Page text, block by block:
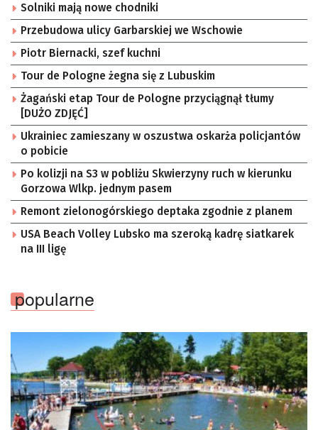
Solniki mają nowe chodniki
Przebudowa ulicy Garbarskiej we Wschowie
Piotr Biernacki, szef kuchni
Tour de Pologne żegna się z Lubuskim
Żagański etap Tour de Pologne przyciągnął tłumy
[DUŻO ZDJĘĆ]
Ukrainiec zamieszany w oszustwa oskarża policjantów
o pobicie
Po kolizji na S3 w pobliżu Skwierzyny ruch w kierunku
Gorzowa Wlkp. jednym pasem
Remont zielonogórskiego deptaka zgodnie z planem
USA Beach Volley Lubsko ma szeroką kadrę siatkarek
na III ligę
popularne